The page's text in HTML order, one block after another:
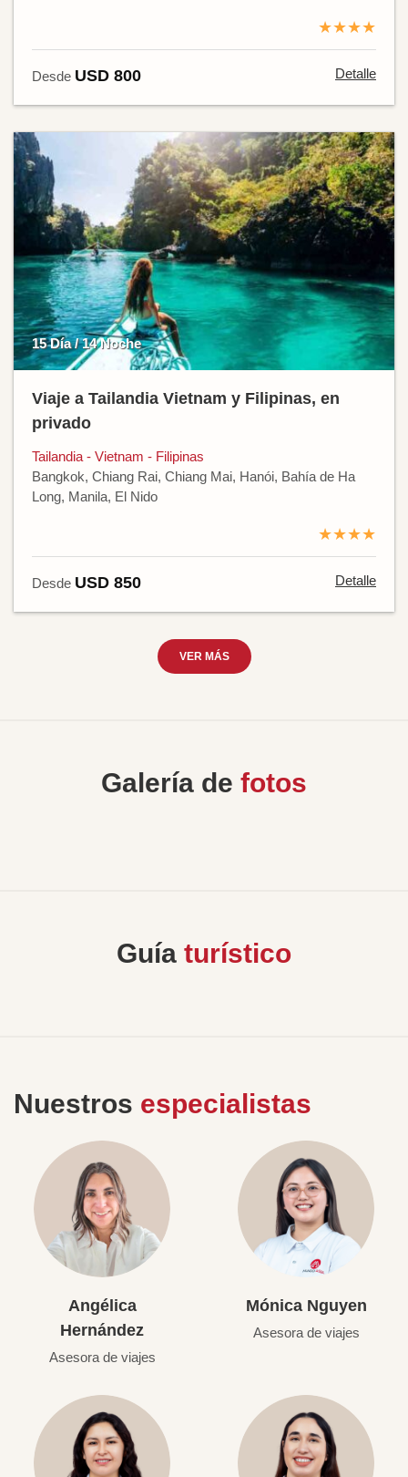
★★★★
Desde USD 800 Detalle
15 Día / 14 Noche
Viaje a Tailandia Vietnam y Filipinas, en
privado
Tailandia - Vietnam - Filipinas
Bangkok, Chiang Rai, Chiang Mai, Hanói, Bahía de Ha
Long, Manila, El Nido
★★★★
Desde USD 850 Detalle
VER MÁS
Galería de fotos
Guía turístico
Nuestros especialistas
Angélica
Hernández
Asesora de viajes
Mónica Nguyen
Asesora de viajes